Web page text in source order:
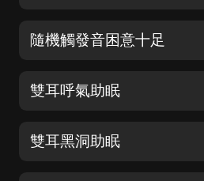
隨機觸發音困意十足
雙耳呼氣助眠
雙耳黑洞助眠